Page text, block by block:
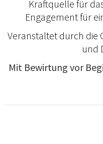
Kraftquelle für
Engagement für
Veranstaltet durch die
und
Mit Bewirtung vor